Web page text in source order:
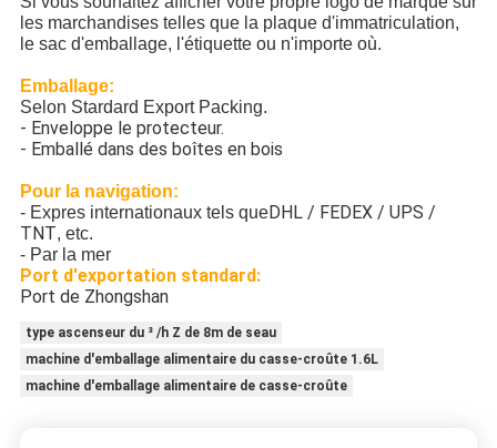
les marchandises telles que la plaque d'immatriculation,
le sac d'emballage, l'étiquette ou n'importe où.
Emballage:
Selon Stardard Export Packing.
- Enveloppe le protecteur.
- Emballé dans des boîtes en bois
Pour la navigation:
- Expres internationaux tels queDHL / FEDEX / UPS /
TNT, etc.
- Par la mer
Port d'exportation standard:
Port de Zhongshan
type ascenseur du ³ /h Z de 8m de seau
machine d'emballage alimentaire du casse-croûte 1.6L
machine d'emballage alimentaire de casse-croûte